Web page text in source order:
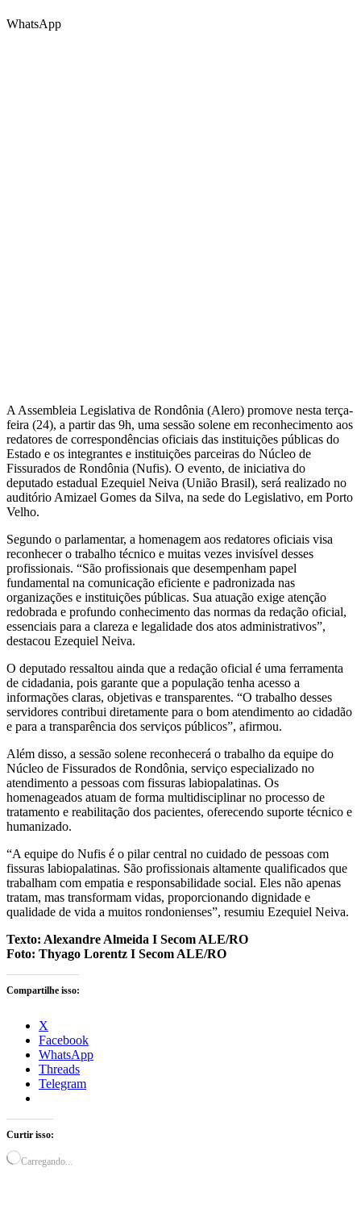
WhatsApp
A Assembleia Legislativa de Rondônia (Alero) promove nesta terça-
feira (24), a partir das 9h, uma sessão solene em reconhecimento aos
redatores de correspondências oficiais das instituições públicas do
Estado e os integrantes e instituições parceiras do Núcleo de
Fissurados de Rondônia (Nufis). O evento, de iniciativa do
deputado estadual Ezequiel Neiva (União Brasil), será realizado no
auditório Amizael Gomes da Silva, na sede do Legislativo, em Porto
Velho.
Segundo o parlamentar, a homenagem aos redatores oficiais visa
reconhecer o trabalho técnico e muitas vezes invisível desses
profissionais. “São profissionais que desempenham papel
fundamental na comunicação eficiente e padronizada nas
organizações e instituições públicas. Sua atuação exige atenção
redobrada e profundo conhecimento das normas da redação oficial,
essenciais para a clareza e legalidade dos atos administrativos”,
destacou Ezequiel Neiva.
O deputado ressaltou ainda que a redação oficial é uma ferramenta
de cidadania, pois garante que a população tenha acesso a
informações claras, objetivas e transparentes. “O trabalho desses
servidores contribui diretamente para o bom atendimento ao cidadão
e para a transparência dos serviços públicos”, afirmou.
Além disso, a sessão solene reconhecerá o trabalho da equipe do
Núcleo de Fissurados de Rondônia, serviço especializado no
atendimento a pessoas com fissuras labiopalatinas. Os
homenageados atuam de forma multidisciplinar no processo de
tratamento e reabilitação dos pacientes, oferecendo suporte técnico e
humanizado.
“A equipe do Nufis é o pilar central no cuidado de pessoas com
fissuras labiopalatinas. São profissionais altamente qualificados que
trabalham com empatia e responsabilidade social. Eles não apenas
tratam, mas transformam vidas, proporcionando dignidade e
qualidade de vida a muitos rondonienses”, resumiu Ezequiel Neiva.
Texto: Alexandre Almeida I Secom ALE/RO
Foto: Thyago Lorentz I Secom ALE/RO
Compartilhe isso:
X
Facebook
WhatsApp
Threads
Telegram
Curtir isso:
Carregando...